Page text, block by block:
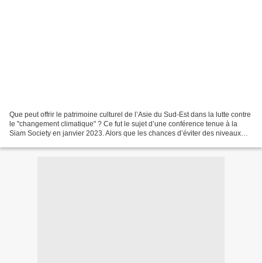
Que peut offrir le patrimoine culturel de l’Asie du Sud-Est dans la lutte contre
le "changement climatique" ? Ce fut le sujet d’une conférence tenue à la
Siam Society en janvier 2023. Alors que les chances d’éviter des niveaux